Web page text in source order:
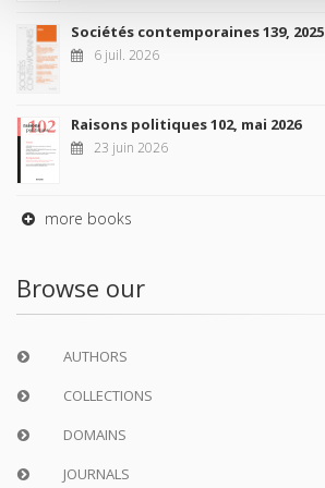
Sociétés contemporaines 139, 2025
6 juil. 2026
Raisons politiques 102, mai 2026
23 juin 2026
more books
Browse our
AUTHORS
COLLECTIONS
DOMAINS
JOURNALS